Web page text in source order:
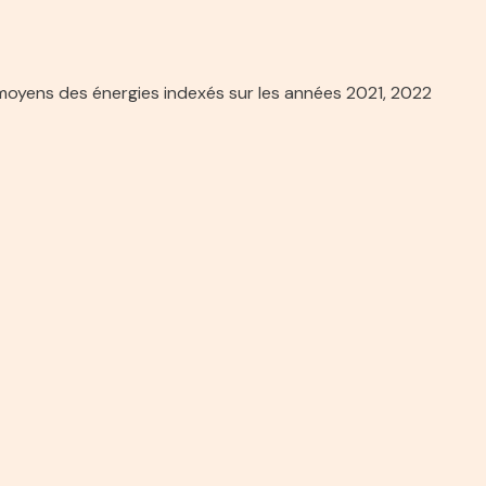
des énergies indexés sur les années 2021, 2022